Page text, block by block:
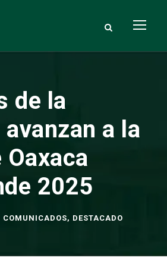
de la
avanzan a la
2025
COMUNICADOS, DESTACADO